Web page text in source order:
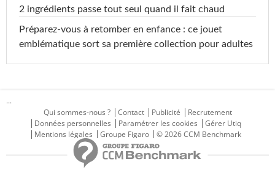
2 ingrédients passe tout seul quand il fait chaud
Préparez-vous à retomber en enfance : ce jouet
emblématique sort sa première collection pour adultes
...
Qui sommes-nous ?
Contact Publicité
Recrutement
Données personnelles
Paramétrer les cookies
Gérer Utiq
Mentions légales
Groupe Figaro © 2026 CCM Benchmark